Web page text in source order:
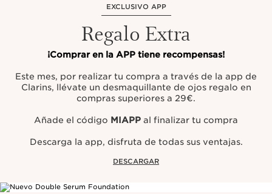
EXCLUSIVO APP
Regalo Extra
¡Comprar en la APP tiene recompensas!
Este mes, por realizar tu compra a través de la app de
Clarins, llévate un desmaquillante de ojos regalo en
compras superiores a 29€.
Añade el código MIAPP al finalizar tu compra
Descarga la app, disfruta de todas sus ventajas.
DESCARGAR